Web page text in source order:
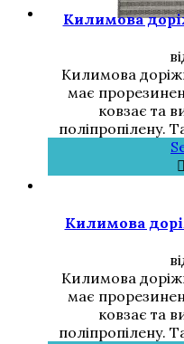
Килимова
Килимова
має
ковзає та
поліпропілену.
Килимова
Килимова
має
ковзає та
поліпропілену.